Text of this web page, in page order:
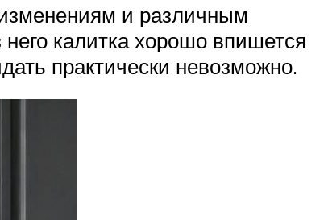
и различным
калитка хорошо впишется
практически невозможно.